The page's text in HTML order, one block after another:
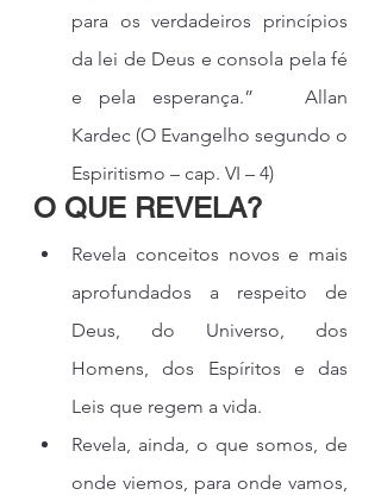
para os verdadeiros princípios
da lei de Deus e consola pela fé
e pela esperança.”   Allan
Kardec (O Evangelho segundo o
Espiritismo – cap. VI – 4)
O QUE REVELA?
Revela conceitos novos e mais
aprofundados a respeito de
Deus, do Universo, dos
Homens, dos Espíritos e das
Leis que regem a vida.
Revela, ainda, o que somos, de
onde viemos, para onde vamos,